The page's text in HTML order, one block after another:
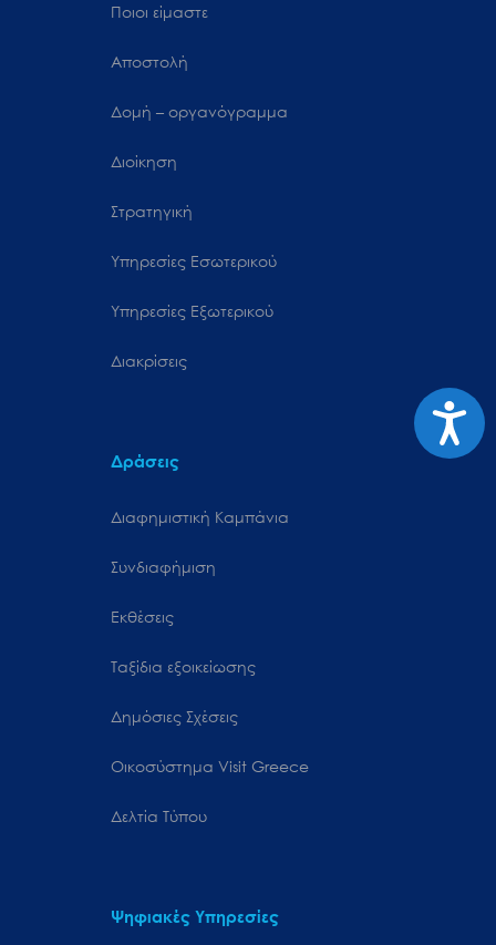
Ποιοι είμαστε
Αποστολή
Δομή – οργανόγραμμα
Διοίκηση
Στρατηγική
Υπηρεσίες Εσωτερικού
Υπηρεσίες Εξωτερικού
Διακρίσεις
Δράσεις
Διαφημιστική Καμπάνια
Συνδιαφήμιση
Εκθέσεις
Ταξίδια εξοικείωσης
Δημόσιες Σχέσεις
Oικοσύστημα Visit Greece
Δελτία Τύπου
Ψηφιακές Υπηρεσίες